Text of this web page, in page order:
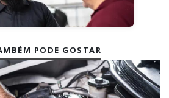
PODE GOSTAR